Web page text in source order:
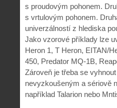
s proudovým pohonem.
s vrtulovým pohonem.
univerzálností z hlediska
Jako vzorové příklady lze
Heron 1, T Heron, EITAN/
450, Predator MQ-1B,
Zároveň je třeba se
nevyzkoušeným a sériově
například Talarion nebo